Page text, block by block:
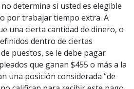
determina si usted es elegible
por trabajar tiempo extra. A
una cierta cantidad de dinero, o
dentro de ciertas
puestos, se le debe pagar
que ganan $455 o más a la
una posición considerada “de